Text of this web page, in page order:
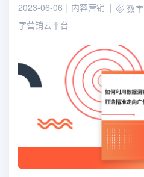
2023-06-06 内容营销 数
字营销云平台